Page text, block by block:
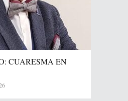
CUARESMA EN